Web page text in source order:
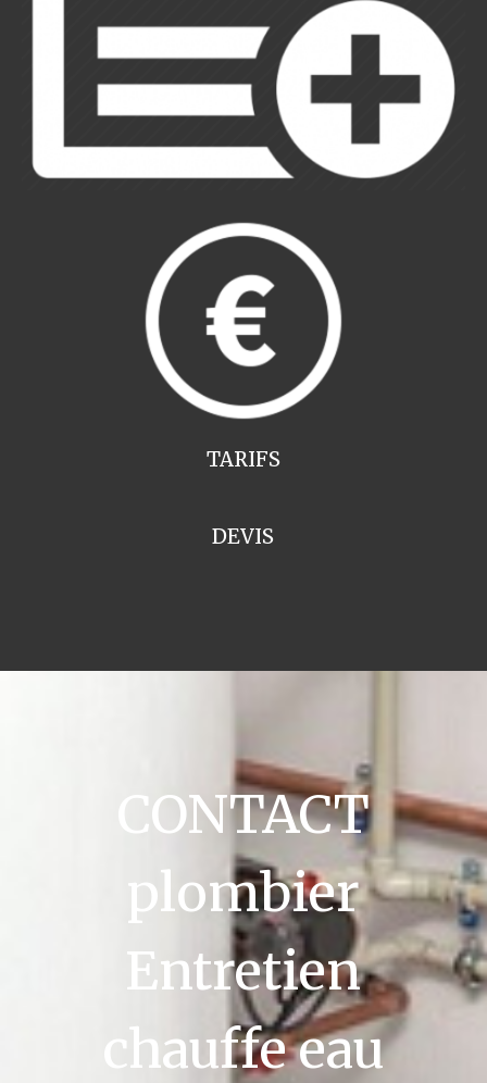
TARIFS
DEVIS
CONTACT
plombier
Entretien
chauffe eau